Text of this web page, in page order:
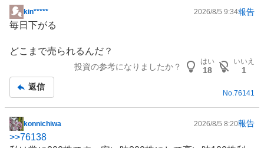
掲
示
記
kin***** 2026/8/5 9:34報告
毎日下がる
どこまで売られるんだ？
投資の参考になりましたか？
はい
18
いいえ
1
返信
No. 76141
掲
示
konnichiwa 2026/8/5 8:20報告
>>76138